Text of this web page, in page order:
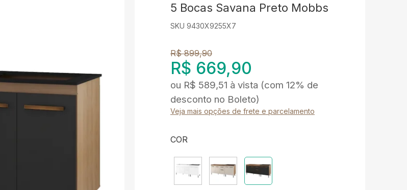
5 Bocas Savana Preto Mobbs
SKU 9430X9255X7
R$ 899,90
R$ 669,90
ou R$ 589,51 à vista (com 12% de
desconto no Boleto)
Veja mais opções de frete e parcelamento
COR